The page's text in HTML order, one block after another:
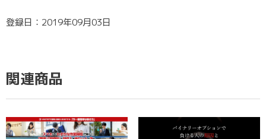
登録日：2019年09月03日
関連商品